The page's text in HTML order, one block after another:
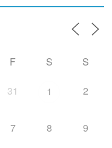
F S S
31 1 2
7 8 9